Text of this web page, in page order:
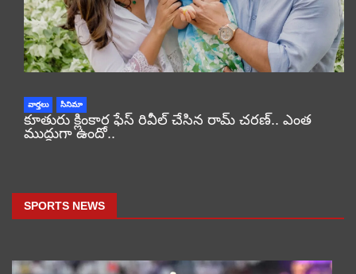
వార్తలు సినిమా
కూతురు క్లింకార ఫేస్ రివీల్ చేసిన రామ్ చరణ్.. ఎంత
ముద్దుగా ఉందో..
SPORTS NEWS